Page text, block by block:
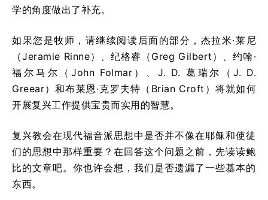
学的角度做出了补充。
如果您是牧师，请继续阅读后面的部分，杰拉米·莱尼
（Jeramie Rinne）、纪格睿（Greg Gilbert）、约翰·
福尔马尔（John Folmar）、J. D. 葛瑞尔（J. D.
Greear）和布莱恩·克罗夫特（Brian Croft）将就如何
开展复兴工作提供宝贵而实用的智慧。
复兴教会在现代福音派思想中是否并不像在耶稣和使徒
们的思想中那样重要？在回答这个问题之前，先读读鲍
比的文章吧。你也许会想，我们是否遗漏了一些基本的
东西。